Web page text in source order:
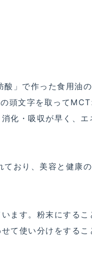
」で作った食用油の
頭文字を取ってMCT
化・吸収が早く、エ
おり、美容と健康
ます。粉末にするこ
て使い分けをするこ